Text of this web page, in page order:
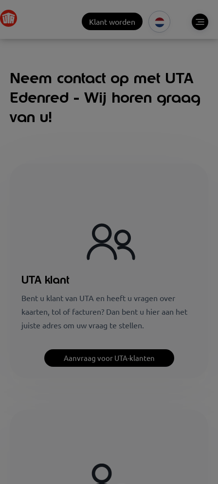
Klant worden
Neem contact op met UTA
Edenred - Wij horen graag
van u!
UTA klant
Bent u klant van UTA en heeft u vragen over
kaarten, tol of facturen? Dan bent u hier aan het
juiste adres om uw vraag te stellen.
Aanvraag voor UTA-klanten